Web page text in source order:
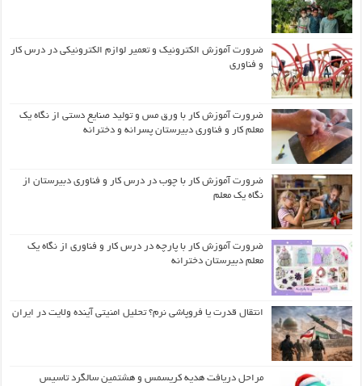
ضرورت آموزش الکترونیک و تعمیر لوازم الکترونیکی در درس کار
و فناوری
ضرورت آموزش کار با ورق مس و تولید صنایع دستی از نگاه یک
معلم کار و فناوری دبیرستان پسرانه و دخترانه
ضرورت آموزش کار با چوب در درس کار و فناوری دبیرستان از
نگاه یک معلم
ضرورت آموزش کار با پارچه در درس کار و فناوری از نگاه یک
معلم دبیرستان دخترانه
انتقال قدرت یا فروپاشی نرم؟ تحلیل امنیتی آینده ولایت در ایران
مراحل دریافت هدیه کریسمس و هشتمین سالگرد تاسیس